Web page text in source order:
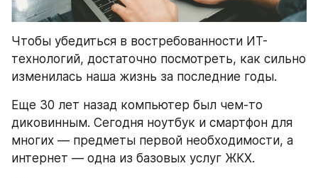
Чтобы убедиться в востребованности ИТ-
технологий, достаточно посмотреть, как сильно
изменилась наша жизнь за последние годы.
Еще 30 лет назад компьютер был чем-то
диковинным. Сегодня ноутбук и смартфон для
многих — предметы первой необходимости, а
интернет — одна из базовых услуг ЖКХ.